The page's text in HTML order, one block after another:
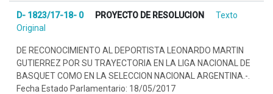
D- 1823/17-18- 0 PROYECTO DE RESOLUCION
Texto
Original
DE RECONOCIMIENTO AL DEPORTISTA LEONARDO MARTIN
GUTIERREZ POR SU TRAYECTORIA EN LA LIGA NACIONAL DE
BASQUET COMO EN LA SELECCION NACIONAL ARGENTINA.-.
Fecha Estado Parlamentario: 18/05/2017